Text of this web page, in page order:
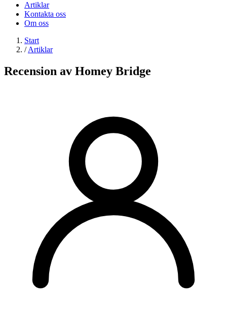
Artiklar
Kontakta oss
Om oss
Start
/ Artiklar
Recension av Homey Bridge